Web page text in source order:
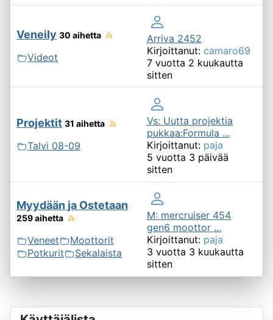
Veneily 30 aihetta
Videot
Arriva 2452
Kirjoittanut: camaro69
7 vuotta 2 kuukautta
sitten
Projektit 31 aihetta
Talvi 08-09
Vs: Uutta projektia
pukkaa:Formula ...
Kirjoittanut: paja
5 vuotta 3 päivää
sitten
Myydään ja Ostetaan
259 aihetta
Veneet
Moottorit
Potkurit
Sekalaista
M: mercruiser 454
gen6 moottor ...
Kirjoittanut: paja
3 vuotta 3 kuukautta
sitten